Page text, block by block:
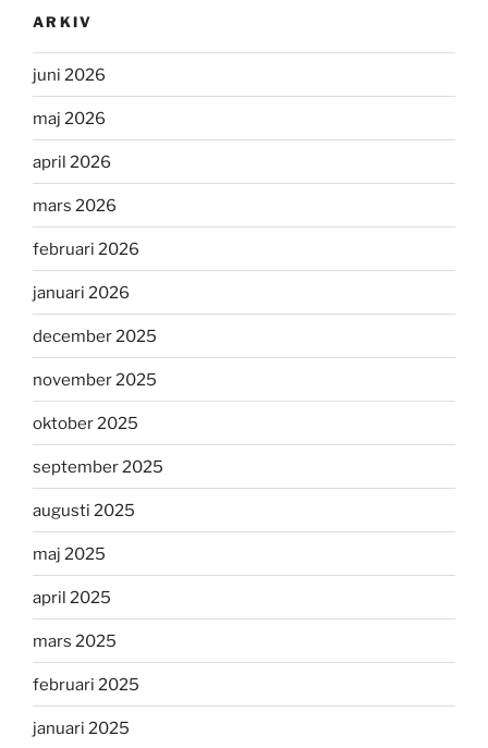
ARKIV
juni 2026
maj 2026
april 2026
mars 2026
februari 2026
januari 2026
december 2025
november 2025
oktober 2025
september 2025
augusti 2025
maj 2025
april 2025
mars 2025
februari 2025
januari 2025